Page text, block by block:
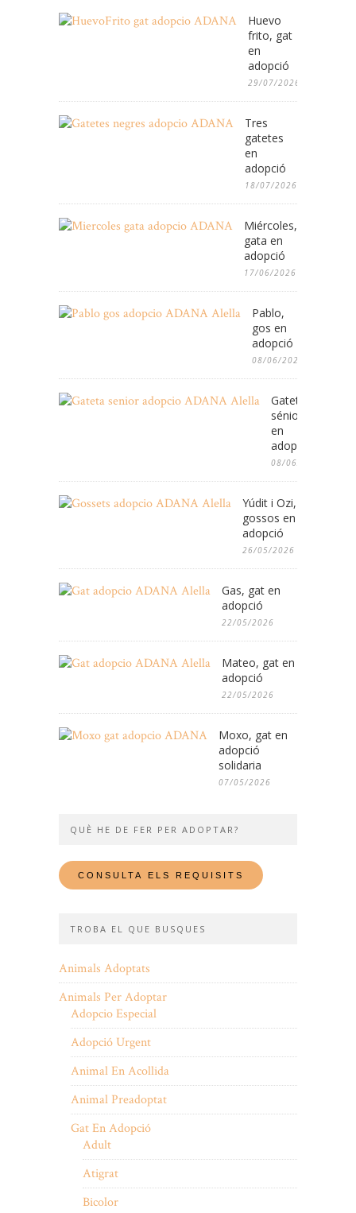
Huevo
frito, gat
en
adopció
29/07/2026
Tres
gatetes
en
adopció
18/07/2026
Miércoles,
gata en
adopció
17/06/2026
Pablo,
gos en
adopció
08/06/2026
Gateta
sénior
en
adopció
08/06/2026
Yúdit i Ozi,
gossos en
adopció
26/05/2026
Gas, gat en
adopció
22/05/2026
Mateo, gat en
adopció
22/05/2026
Moxo, gat en
adopció
solidaria
07/05/2026
QUÈ HE DE FER PER ADOPTAR?
TROBA EL QUE BUSQUES
Animals Adoptats
Animals Per Adoptar
Adopcio Especial
Adopció Urgent
Animal En Acollida
Animal Preadoptat
Gat En Adopció
Adult
Atigrat
Bicolor